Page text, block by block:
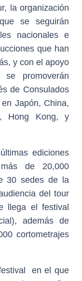
la organización
se seguirán
nacionales e
que han
y con el apoyo
promoverán
de Consulados
Japón, China,
Hong Kong, y
ediciones
de 20,000
30 sedes de la
del tour
llega el festival
además de
cortometrajes
en el que